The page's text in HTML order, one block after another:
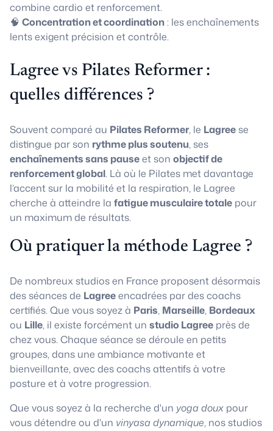
combine cardio et renforcement.
🧠 Concentration et coordination: les enchaînements
lents exigent précision et contrôle.
Lagree vs Pilates Reformer :
quelles différences ?
Souvent comparé au Pilates Reformer, le Lagree se
distingue par son rythme plus soutenu, ses
enchaînements sans pauseet son objectif de
renforcement global. Là où le Pilates met davantage
l’accent sur la mobilité et la respiration, le Lagree
cherche à atteindre la fatigue musculaire totale pour
un maximum de résultats.
Où pratiquer la méthode Lagree ?
De nombreux studios en France proposent désormais
des séances de Lagreeencadrées par des coachs
certifiés. Que vous soyez à Paris, Marseille, Bordeaux
ou Lille, il existe forcément un studio Lagree près de
chez vous. Chaque séance se déroule en petits
groupes, dans une ambiance motivante et
bienveillante, avec des coachs attentifs à votre
posture et à votre progression.
Que vous soyez à la recherche d'un yoga doux pour
vous détendre ou d'un vinyasa dynamique, nos studios